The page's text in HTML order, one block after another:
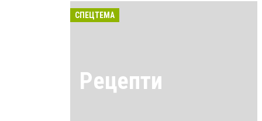
СПЕЦТЕМА
Рецепти